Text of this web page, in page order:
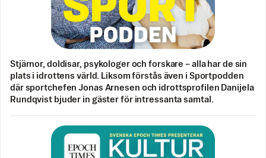
Stjärnor, doldisar, psykologer och forskare – alla har de sin
plats i idrottens värld. Liksom förstås även i Sportpodden
där sportchefen Jonas Arnesen och idrottsprofilen Danijela
Rundqvist bjuder in gäster för intressanta samtal.